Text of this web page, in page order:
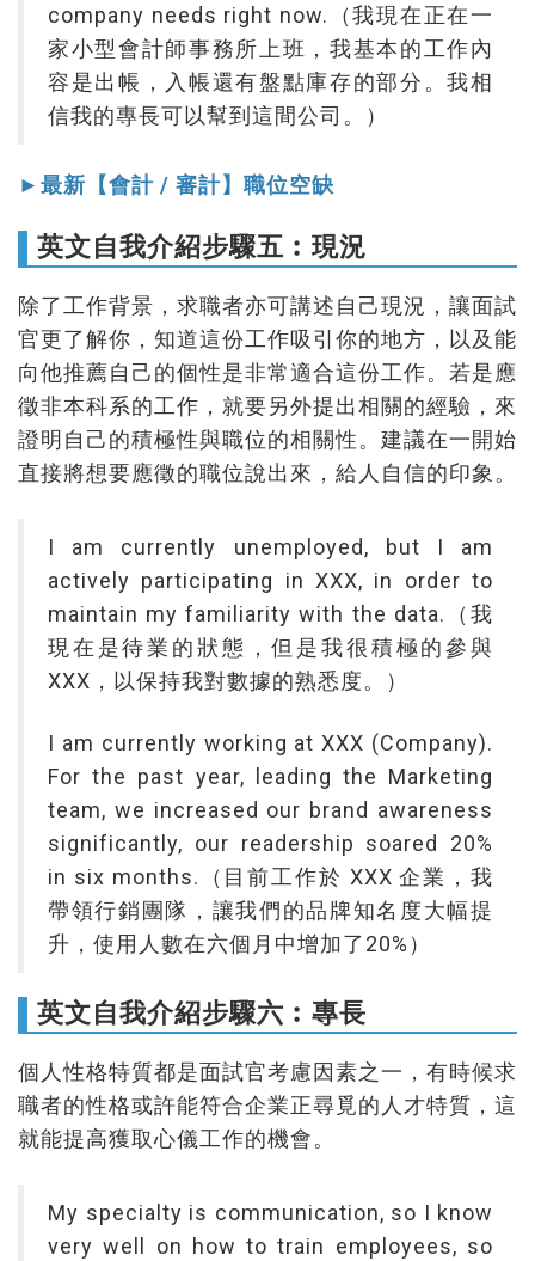
company needs right now.（我現在正在一
家小型會計師事務所上班，我基本的工作內
容是出帳，入帳還有盤點庫存的部分。我相
信我的專長可以幫到這間公司。）
►最新【會計 / 審計】職位空缺
英文自我介紹步驟五︰現況
除了工作背景，求職者亦可講述自己現況，讓面試
官更了解你，知道這份工作吸引你的地方，以及能
向他推薦自己的個性是非常適合這份工作。若是應
徵非本科系的工作，就要另外提出相關的經驗，來
證明自己的積極性與職位的相關性。建議在一開始
直接將想要應徵的職位說出來，給人自信的印象。
I am currently unemp loyed, but I am
actively participating in XXX, in order to
maintain my familiarity with the data.（我
現在是待業的狀態，但是我很積極的參與
XXX，以保持我對數據的熟悉度。）
I am currently working at XXX (Company).
For the past year, leading the Marketing
team, we increased our brand awareness
significantly, our readership soared 20%
in six months.（目前工作於 XXX 企業，我
帶領行銷團隊，讓我們的品牌知名度大幅提
升，使用人數在六個月中增加了20%）
英文自我介紹步驟六︰專長
個人性格特質都是面試官考慮因素之一，有時候求
職者的性格或許能符合企業正 尋覓的人才特質，這
就能提高獲取心儀工作的機會。
My specialty is communication, so I know
very well on how to train employees, so